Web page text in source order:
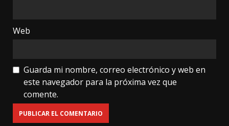
Web
Guarda mi nombre, correo electrónico y web en
este navegador para la próxima vez que
comente.